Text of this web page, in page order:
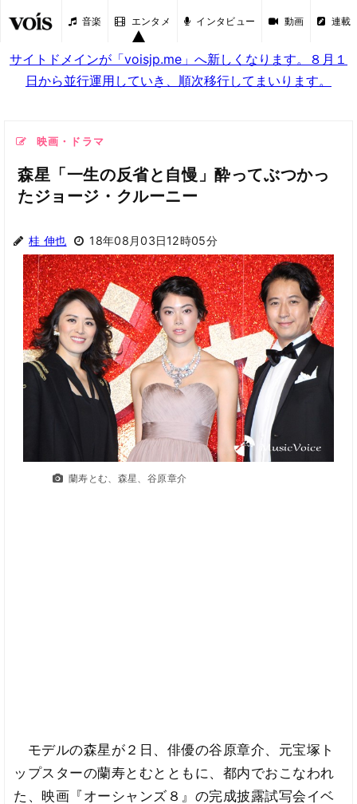
音楽 エンタメ インタビュー 動画 連載
サイトドメインが「voisjp.me」へ新しくなります。８月１
日から並行運用していき、順次移行してまいります。
映画・ドラマ
森星「一生の反省と自慢」酔ってぶつかっ
たジョージ・クルーニー
桂 伸也 18年08月03日12時05分
蘭寿とむ、森星、谷原章介
モデルの森星が２日、俳優の谷原章介、元宝塚ト
ップスターの蘭寿とむとともに、都内でおこなわれ
た、映画『オーシャンズ８』の完成披露試写会イベ